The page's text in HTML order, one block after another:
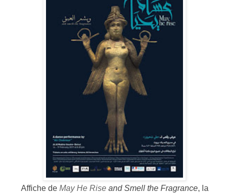
Affiche de May He Rise and Smell the Fragrance, la